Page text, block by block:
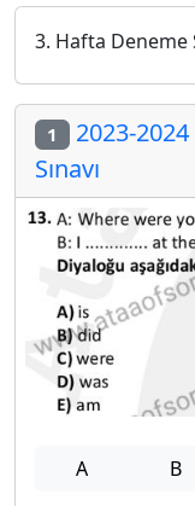
3. Hafta Deneme
1 2023-
Sınavı
A B